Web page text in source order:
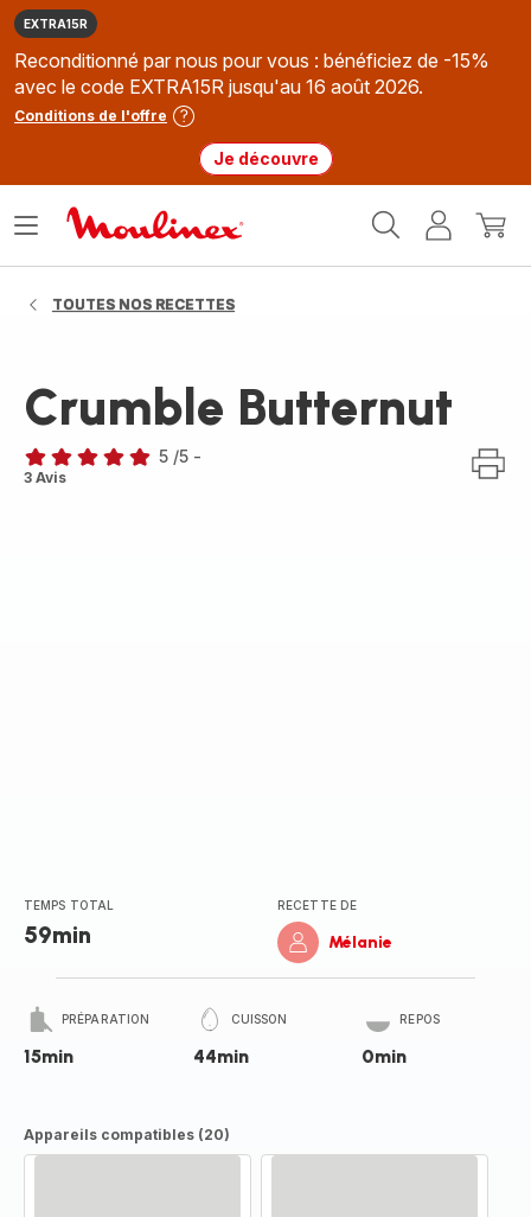
EXTRA15R
Reconditionné par nous pour vous : bénéficiez de -15%
avec le code EXTRA15R jusqu'au 16 août 2026.
Conditions de l'offre
Je découvre
MonMon
Ouvrir
TOUTES NOS RECETTES
Crumble Butternut
Avis
5 /5 -
3 Avis
TEMPS TOTAL
59min
RECETTE DE
Mélanie
PRÉPARATION
15min
CUISSON
44min
REPOS
0min
Appareils compatibles (20)